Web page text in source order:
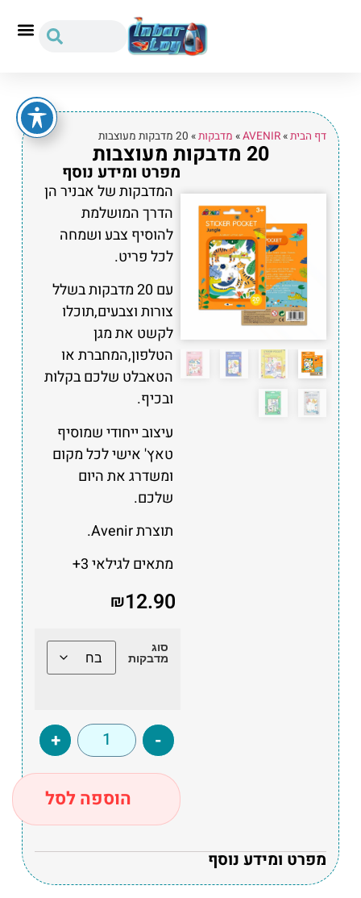
דף הבית»
AVENIR
» מדבקות» 20 מדבקות מעוצבות
20 מדבקות מעוצבות
מפרט ומידע נוסף
המדבקות של אבניר הן
הדרך המושלמת
להוסיף צבע ושמחה
לכל פריט.
עם 20 מדבקות בשלל
צורות וצבעים,תוכלו
לקשט את מגן
הטלפון,המחברת או
הטאבלט שלכם בקלות
ובכיף.
עיצוב ייחודי שמוסיף
טאץ' אישי לכל מקום
ומשדרג את היום
שלכם.
תוצרת Avenir.
מתאים לגילאי 3+
12.90
₪
סוג
מדבקות
-
+
הוספה לסל
מפרט ומידע נוסף